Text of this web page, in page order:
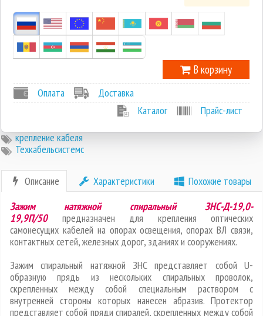
-1
В корзину
Оплата
Доставка
Каталог
Прайс-лист
крепление кабеля
Техкабельсистемс
Описание Характеристики
Похожие товары
Зажим натяжной спиральный ЗНС-Д-19,0-
19,9П/50предназначен для крепления оптических
самонесущих кабелей на опорах освещения, опорах ВЛ связи,
контактных сетей, железных дорог, зданиях и сооружениях.
Зажим спиральный натяжной ЗНС представляет собой U-
образную прядь из нескольких спиральных проволок,
скрепленных между собой специальным раствором с
внутренней стороны которых нанесен абразив. Протектор
представляет собой пряди спиралей, скрепленных между собой